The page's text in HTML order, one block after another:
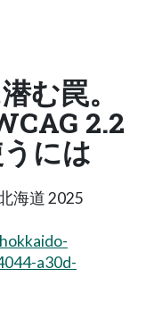
む罠。
2.2
には
海道 2025
a30d-